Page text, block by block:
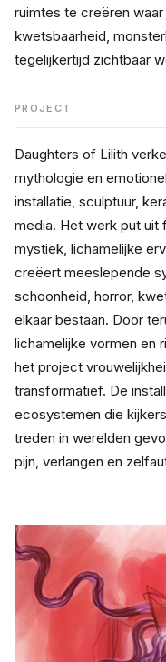
ruimtes te creëren
kwetsbaarheid,
tegelijkertijd zichtbaar
PROJECT
Daughters of Lilith
mythologie en
installatie, sculptuur,
media. Het werk put uit
mystiek, lichamelijke
creëert meeslepende
schoonheid, horror,
elkaar bestaan. Door
lichamelijke vormen en
het project
transformatief. De
ecosystemen die
treden in werelden
pijn, verlangen en